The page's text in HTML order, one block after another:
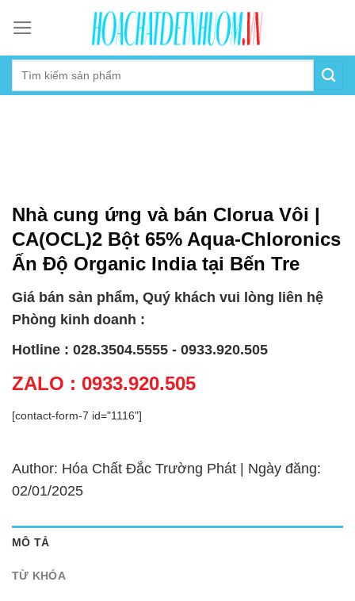
content
Nhà cung ứng và bán Clorua Vôi |
CA(OCL)2 Bột 65% Aqua-Chloronics
Ấn Độ Organic India tại Bến Tre
Giá bán sản phẩm, Quý khách vui lòng liên hệ
Phòng kinh doanh :
Hotline : 028.3504.5555 - 0933.920.505
ZALO : 0933.920.505
[contact-form-7 id="1116"]
Author: Hóa Chất Đắc Trường Phát | Ngày đăng:
02/01/2025
MÔ TẢ
TỪ KHÓA